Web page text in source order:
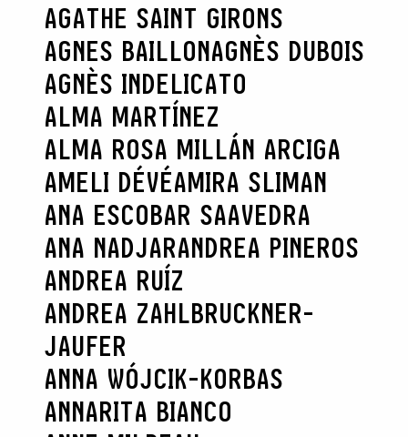
AGATHE SAINT GIRONS
AGNES BAILLONAGNÈS DUBOIS
AGNÈS INDELICATO
ALMA MARTÍNEZ
ALMA ROSA MILLÁN ARCIGA
AMELI DÉVÉAMIRA SLIMAN
ANA ESCOBAR SAAVEDRA
ANA NADJARANDREA PINEROS
ANDREA RUÍZ
ANDREA ZAHLBRUCKNER-
JAUFER
ANNA WÓJCIK-KORBAS
ANNARITA BIANCO